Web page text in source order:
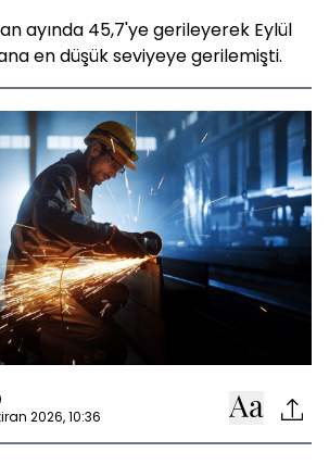
ayında 45,7'ye gerileyerek Eylül
en düşük seviyeye gerilemişti.
2026, 10:36